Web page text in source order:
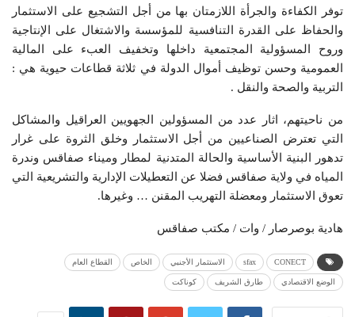
توفر الكفاءة والجرأة اللازمتان بها من أجل التشجيع على الاستثمار
والحفاظ على القدرة التنافسية للمؤسسة والاشتغال على الإنتاجية
وروح المسؤولية المجتمعية داخلها وتخفيف العبء على المالية
العمومية وحسن توظيف أموال الدولة في ثلاثة قطاعات حيوية هي :
التربية والصحة والنقل .
من ناحيتهم، اثار عدد من المسؤولين الجهويين العراقيل والمشاكل
التي تعترض الصناعيين من أجل الاستثمار وخلق الثروة على غرار
تدهور البنية الأساسية والحالة المتدنية لمطار وميناء صفاقس وندرة
المياه في ولاية صفاقس فضلا عن التعطيلات الإدارية والتشريعية التي
تعوق الاستثمار ومعضلة التهريب المقنن … وغيرها.
هادية بوصرصار / وات / مكتب صفاقس
CONECT
sfax الاستثمار الأجنبي الخاص القطاع العام
الوضع الاقتصادي طارق الشريف كوناكت